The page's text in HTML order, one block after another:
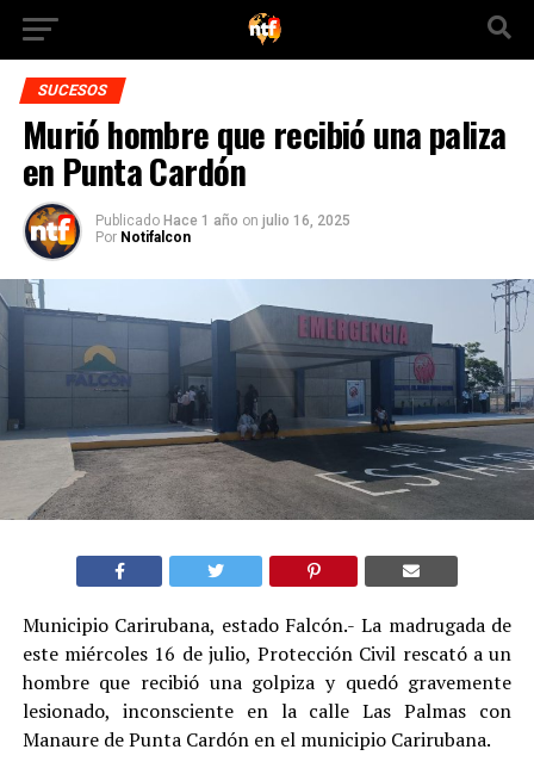
SUCESOS
Murió hombre que recibió una paliza
en Punta Cardón
Publicado Hace 1 año on julio 16, 2025
Por Notifalcon
Municipio Carirubana, estado Falcón.- La madrugada de
este miércoles 16 de julio, Protección Civil rescató a un
hombre que recibió una golpiza y quedó gravemente
lesionado, inconsciente en la calle Las Palmas con
Manaure de Punta Cardón en el municipio Carirubana.